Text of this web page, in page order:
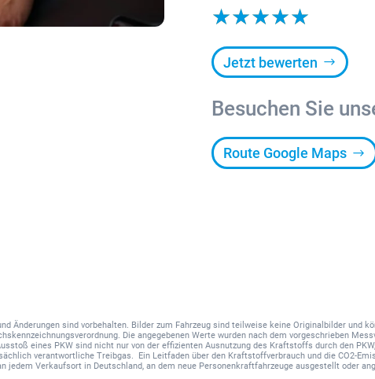
☆☆☆☆☆
Jetzt bewerten
Besuchen Sie
Route Google Maps
Änderungen sind vorbehalten. Bilder zum Fahrzeug sind teilweise keine Originalbilder und
Die angegebenen Werte wurden nach dem vorgeschrieben
eines PKW sind nicht nur von der effizienten Ausnutzung des Kraftstoffs durch den
verantwortliche Treibgas. Ein Leitfaden über den Kraftstoffverbrauch und die CO2-
Verkaufsort in Deutschland, an dem neue Personenkraftfahrzeuge ausgestellt oder